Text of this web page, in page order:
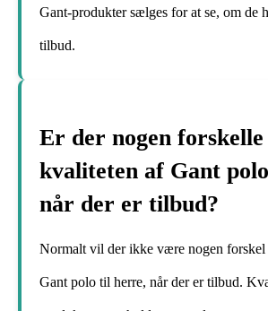
Gant-produkter sælges for at se, om de
tilbud.
Er der nogen
kvaliteten af Gant
når der er tilbud?
Normalt vil der ikke være nogen
Gant polo til herre, når der er tilbud.